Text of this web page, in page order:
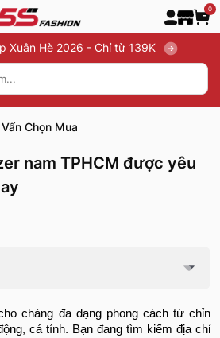
0
Xuân Hè 2026 - Chỉ từ 139K
Chọn Mua
nam TPHCM được yêu
chàng đa dạng phong cách từ chỉn
cá tính. Bạn đang tìm kiếm địa chỉ